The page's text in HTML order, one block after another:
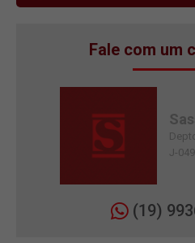
Fale com um
J-
(19)